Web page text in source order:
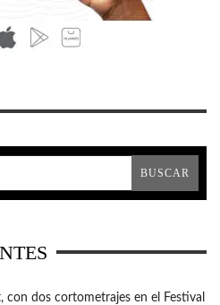
dos cortometrajes en el Festival